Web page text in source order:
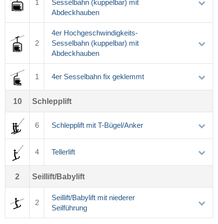
1
Sesselbahn (kuppelbar) mit
Abdeckhauben
2
4er Hochgeschwindigkeits-
Sesselbahn (kuppelbar) mit
Abdeckhauben
1 4er Sesselbahn fix geklemmt
10 Schlepplift
6 Schlepplift mit T-Bügel/Anker
4 Tellerlift
2 Seillift/Babylift
2
Seillift/Babylift mit niederer
Seilführung